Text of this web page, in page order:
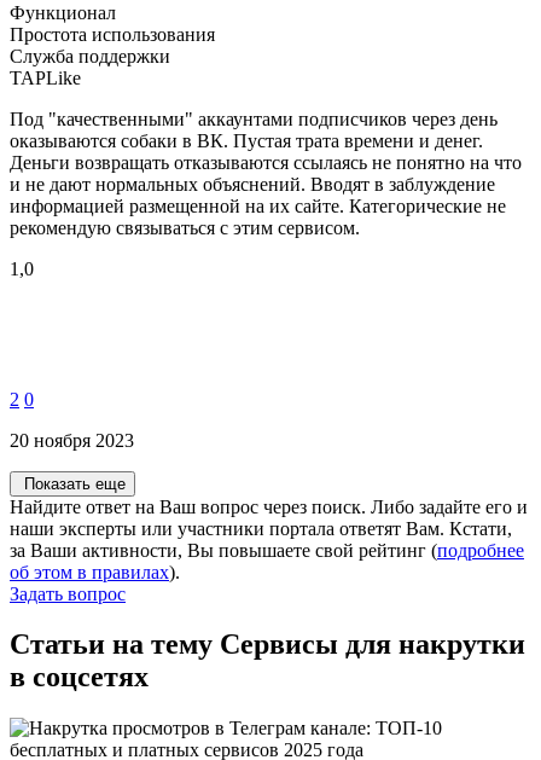
Функционал
Простота использования
Служба поддержки
TAPLike
Под "качественными" аккаунтами подписчиков через день
оказываются собаки в ВК. Пустая трата времени и денег.
Деньги возвращать отказываются ссылаясь не понятно на что
и не дают нормальных объяснений. Вводят в заблуждение
информацией размещенной на их сайте. Категорические не
рекомендую связываться с этим сервисом.
1,0
2 0
20 ноября 2023
Показать еще
Найдите ответ на Ваш вопрос через поиск. Либо задайте его и
наши эксперты или участники портала ответят Вам. Кстати,
за Ваши активности, Вы повышаете свой рейтинг (подробнее
об этом в правилах).
Задать вопрос
Статьи на тему Сервисы для накрутки
в соцсетях